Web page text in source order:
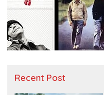
Recent Post